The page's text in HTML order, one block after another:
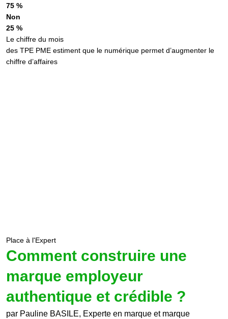
75 %
Non
25 %
Le chiffre du mois
des TPE PME estiment que le numérique permet d’augmenter le
chiffre d’affaires
Place à l'Expert
Comment construire une
marque employeur
authentique et crédible ?
par Pauline BASILE, Experte en marque et marque